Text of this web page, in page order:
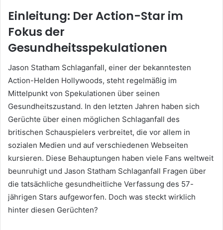
Einleitung: Der Action-Star im
Fokus der
Gesundheitsspekulationen
Jason Statham Schlaganfall, einer der bekanntesten
Action-Helden Hollywoods, steht regelmäßig im
Mittelpunkt von Spekulationen über seinen
Gesundheitszustand. In den letzten Jahren haben sich
Gerüchte über einen möglichen Schlaganfall des
britischen Schauspielers verbreitet, die vor allem in
sozialen Medien und auf verschiedenen Webseiten
kursieren. Diese Behauptungen haben viele Fans weltweit
beunruhigt und Jason Statham Schlaganfall Fragen über
die tatsächliche gesundheitliche Verfassung des 57-
jährigen Stars aufgeworfen. Doch was steckt wirklich
hinter diesen Gerüchten?